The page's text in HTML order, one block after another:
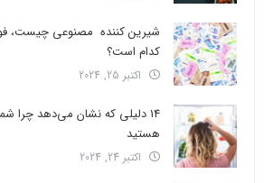
شیرین کننده مصنوعی چیست،
کدام است؟
اکتبر 25, 2024
14 دلیلی که نشان می‌دهد چرا
هستید
اکتبر 24, 2024